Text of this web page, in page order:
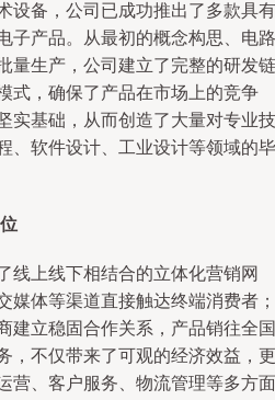
设备，公司已成功推出了多款具有
子产品。从最初的概念构思、电路
量生产，公司建立了完整的研发链
式，确保了产品在市场上的竞争
实基础，从而创造了大量对专业技
、软件设计、工业设计等领域的毕
线上线下相结合的立体化营销网
媒体等渠道直接触达终端消费者；
建立稳固合作关系，产品销往全国
，不仅带来了可观的经济效益，更
营、客户服务、物流管理等多方面